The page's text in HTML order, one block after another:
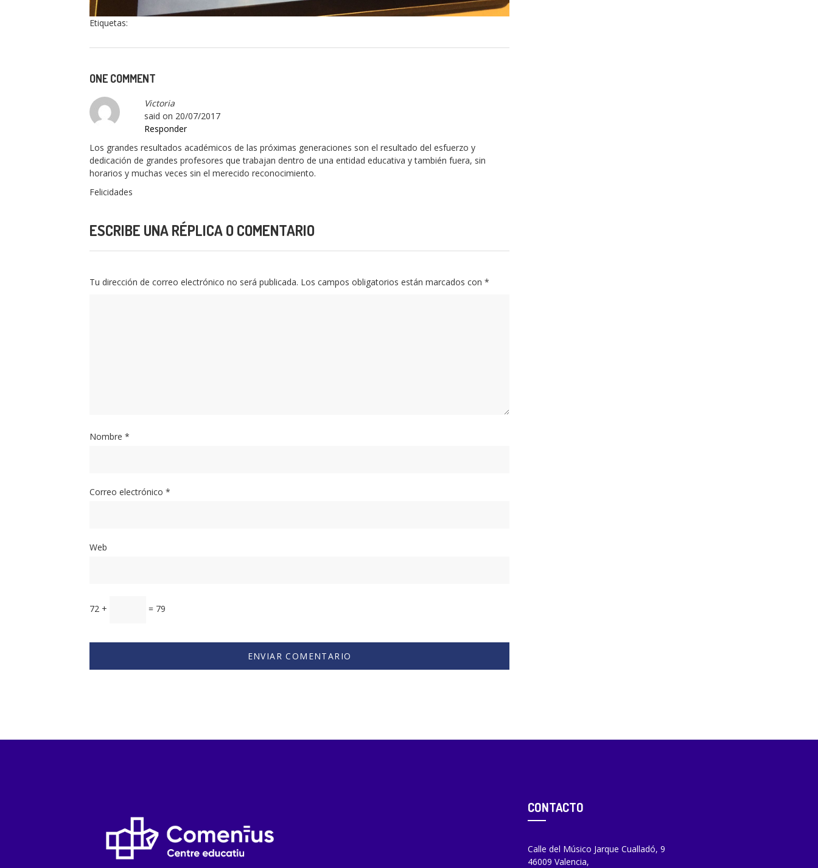
Etiquetas:
ONE COMMENT
Victoria
said on 20/07/2017
Responder
Los grandes resultados académicos de las próximas generaciones son el resultado del esfuerzo y
dedicación de grandes profesores que trabajan dentro de una entidad educativa y también fuera, sin
horarios y muchas veces sin el merecido reconocimiento.
Felicidades
ESCRIBE UNA RÉPLICA O COMENTARIO
Tu dirección de correo electrónico no será publicada. Los campos obligatorios están marcados con *
Nombre *
Correo electrónico *
Web
72 + = 79
CONTACTO
Calle del Músico Jarque Cualladó, 9
46009 Valencia,